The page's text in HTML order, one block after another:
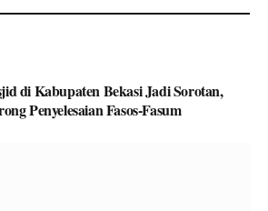
di Kabupaten Bekasi Jadi Sorotan,
Penyelesaian Fasos-Fasum